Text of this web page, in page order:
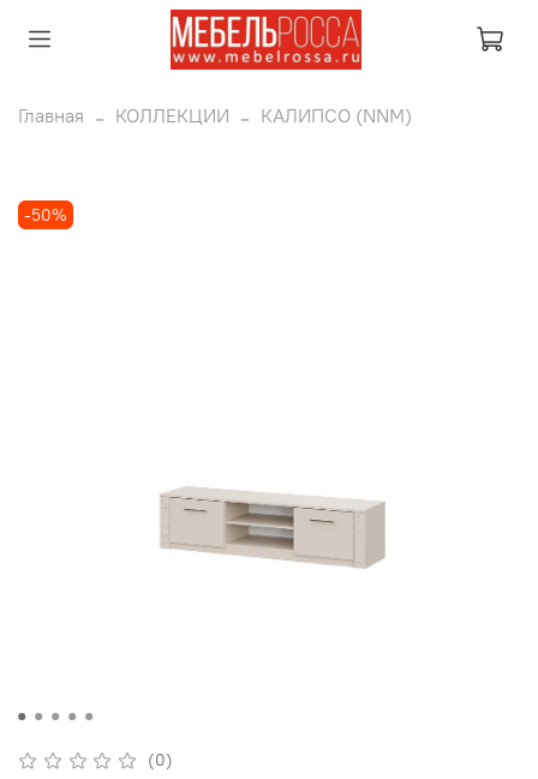
Главная КОЛЛЕКЦИИ КАЛИПСО (NNM)
-50%
(0)